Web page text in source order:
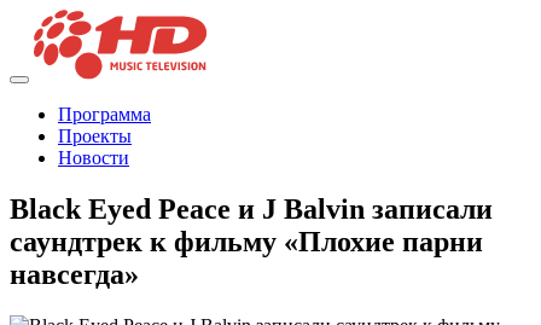
Программа
Проекты
Новости
Black Eyed Peace и J Balvin записали
саундтрек к фильму «Плохие парни
навсегда»